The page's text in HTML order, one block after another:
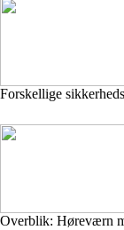
Forskellige
Overblik: Høreværn